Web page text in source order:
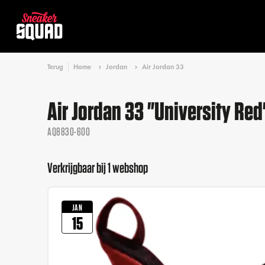
Terug Home Jordan Air Jordan 33
Air Jordan 33 "University
AQ8830-600
Verkrijgbaar bij 1 webshop
JAN
15